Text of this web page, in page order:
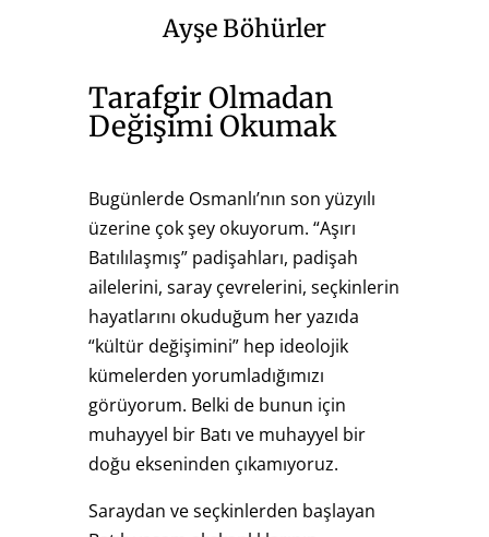
Ayşe Böhürler
Tarafgir Olmadan
Değişimi Okumak
Bugünlerde Osmanlı’nın son yüzyılı
üzerine çok şey okuyorum. “Aşırı
Batılılaşmış” padişahları, padişah
ailelerini, saray çevrelerini, seçkinlerin
hayatlarını okuduğum her yazıda
“kültür değişimini” hep ideolojik
kümelerden yorumladığımızı
görüyorum. Belki de bunun için
muhayyel bir Batı ve muhayyel bir
doğu ekseninden çıkamıyoruz.
Saraydan ve seçkinlerden başlayan